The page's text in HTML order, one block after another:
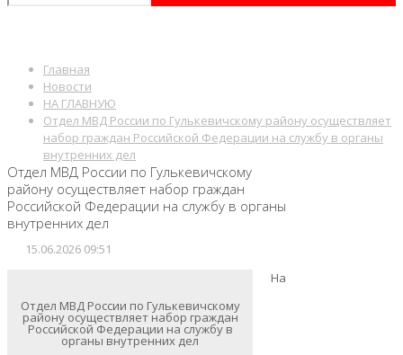
Главная
Новости
НА ГЛАВНУЮ
Отдел МВД России по Гулькевичскому району осуществляет
набор граждан Российской Федерации на службу в органы
внутренних дел
Отдел МВД России по Гулькевичскому
району осуществляет набор граждан
Российской Федерации на службу в органы
внутренних дел
15.06.2026 09:51
Отдел МВД России по Гулькевичскому
району осуществляет набор граждан
Российской Федерации на службу в
органы внутренних дел
На